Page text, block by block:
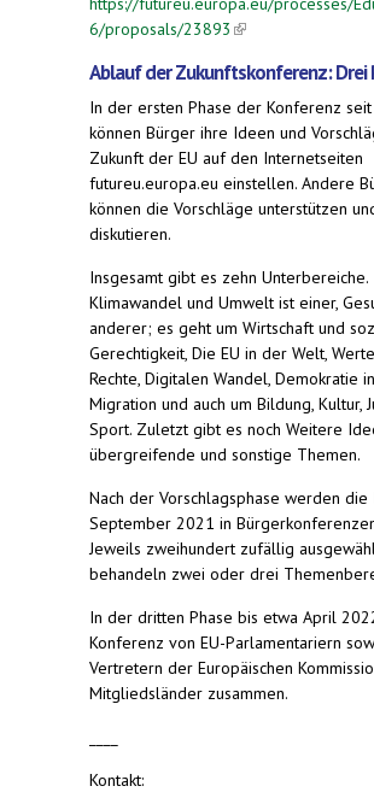
6/proposals/23893 (link is external)
Ablauf der Zukunftskonferenz: Drei
In der ersten Phase der Konferenz
können Bürger ihre Ideen und
Zukunft der EU auf den Internetseiten
futureu.europa.eu einstellen. Andere
können die Vorschläge unterstützen
diskutieren.
Insgesamt gibt es zehn Unterbereiche.
Klimawandel und Umwelt ist einer,
anderer; es geht um Wirtschaft und
Gerechtigkeit, Die EU in der Welt,
Rechte, Digitalen Wandel, Demokratie
Migration und auch um Bildung, Kultur,
Sport. Zuletzt gibt es noch Weitere
übergreifende und sonstige Themen.
Nach der Vorschlagsphase werden
September 2021 in
Jeweils zweihundert zufällig
behandeln zwei oder drei
In der dritten Phase bis etwa April
Konferenz von EU-Parlamentariern
Vertretern der Europäischen
Mitgliedsländer zusammen.
Kontakt: